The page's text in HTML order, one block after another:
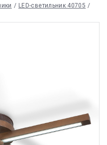
LED-светильник 40705